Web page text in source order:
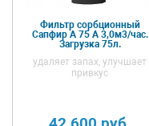
Фильтр сорбционный
Сапфир А 75 А 3,0м3/час.
Загрузка 75л.
удаляет запах, улучшает
привкус